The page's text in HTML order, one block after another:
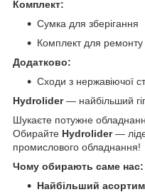
Комплект:
Сумка для зберігання
Комплект для ремонту
Додатково:
Сходи з нержавіючої
Hydrolider— найбільший
Шукаєте потужне
Обирайте Hydrolider—
промислового обладнання!
Чому обирають саме нас:
Найбільший